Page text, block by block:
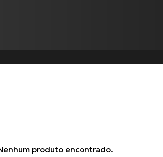
de Acelerador para TIGER-855 i (99 até 00)
produto encontrado.